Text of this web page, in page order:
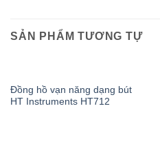
SẢN PHẨM TƯƠNG TỰ
Đồng hồ vạn năng dạng bút
HT Instruments HT712